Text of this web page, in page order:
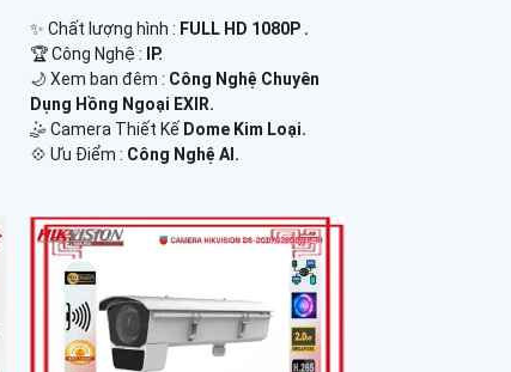
✨ Chất lượng hình : FULL HD 1080P .
🏆 Công Nghệ :
IP.
🌙 Xem ban đêm : Công Nghệ Chuyên
Dụng Hồng Ngoại EXIR.
🤹 Camera Thiết Kế Dome Kim Loại.
️💠 Ưu Điểm : Công Nghệ AI.